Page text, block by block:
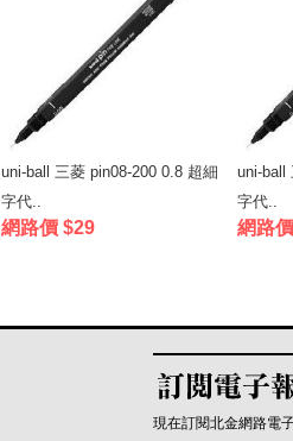
uni-ball 三菱 pin08-200 0.8 超細
字代..
網路價 $29
uni-ball
字代..
網路
現在訂閱北金網路電